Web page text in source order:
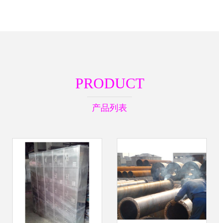
PRODUCT
产品列表